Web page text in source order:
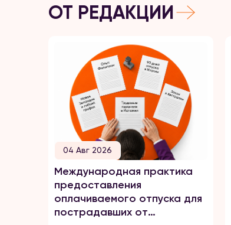
ОТ РЕДАКЦИИ
04 Авг 2026
Международная практика
предоставления
оплачиваемого отпуска для
пострадавших от